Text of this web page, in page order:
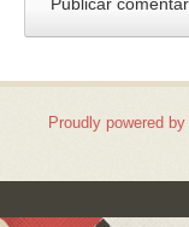
Proudly powered